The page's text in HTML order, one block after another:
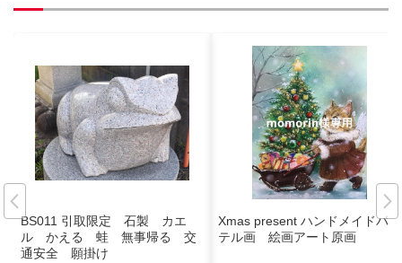
BS011 引取限定 石製 カエ
ル かえる 蛙 無事帰る 交
通安全 願掛け
Xmas present ハンドメイドパス
テル画 絵画アート原画